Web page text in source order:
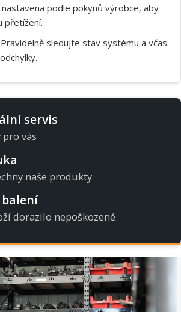
nastavena podle pokynů výrobce, aby
přetížení.
Pravidelně sledujte stav systému a včas
servis
pro vás
naše produkty
balení
dorazilo nepoškozené